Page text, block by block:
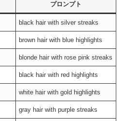
プロンプト
black hair with silver streaks
brown hair with blue highlights
blonde hair with rose pink streaks
black hair with red highlights
white hair with gold highlights
gray hair with purple streaks